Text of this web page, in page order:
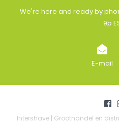
We're here and ready by
9p
E-mail
Intershave | Groothandel en